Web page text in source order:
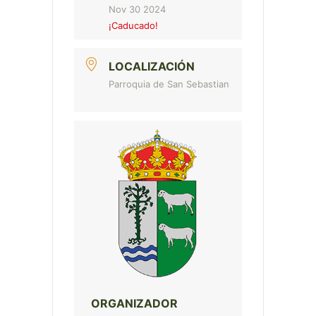
Nov 30 2024
¡Caducado!
LOCALIZACIÓN
Parroquia de San Sebastian
ORGANIZADOR